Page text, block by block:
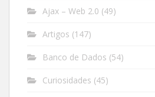
Ajax – Web 2.0 (49)
Artigos (147)
Banco de Dados (54)
Curiosidades (45)